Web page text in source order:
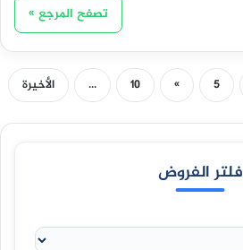
تصفح المرجع »
5
»
10
... الأخيرة
فلتر الفروض